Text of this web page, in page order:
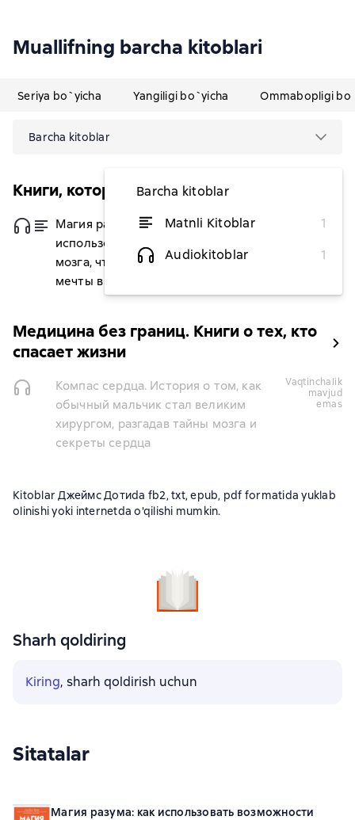
Muallifning barcha kitoblari
Seriya bo`yicha Yangiligi bo`yicha Ommabopligi
Barcha kitoblar
Barcha kitoblar
Matnli Kitoblar
1
Audiokitoblar
1
Книги, которые заряжают
Магия разума: как
использовать возможности
мозга, чтобы воплотить
мечты в реальность
dan 66 763,64 soʻm
Медицина без границ. Книги о тех, кто
спасает жизни
Компас сердца. История о том, как
обычный мальчик стал великим
хирургом, разгадав тайны мозга и
секреты сердца
vaqtinchalik
mavjud
emas
Kitoblar Джеймс Дотиda fb2, txt, epub, pdf formatida yuklab
olinishi yoki internetda o'qilishi mumkin.
Sharh qoldiring
Kiring, sharh qoldirish uchun
Sitatalar
Магия разума: как использовать возможности